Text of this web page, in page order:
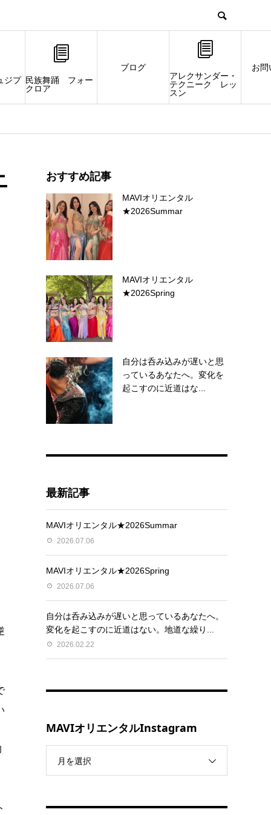
ジプ 民族舞踊 フォー
クロア
ブログ
アレクサンダー・
テクニーク レッ
スン
お問
おすすめ記事
MAVIオリエンタル
★2026Summar
MAVIオリエンタル
★2026Spring
自分は呑み込みが遅いと思
っているあなたへ。変化を
起こすのに近道はな...
最新記事
MAVIオリエンタル★2026Summar
2026.07.06
MAVIオリエンタル★2026Spring
2026.07.06
自分は呑み込みが遅いと思っているあなたへ。
変化を起こすのに近道はない。地道な繰り...
2026.02.22
MAVIオリエンタルInstagram
月を選択